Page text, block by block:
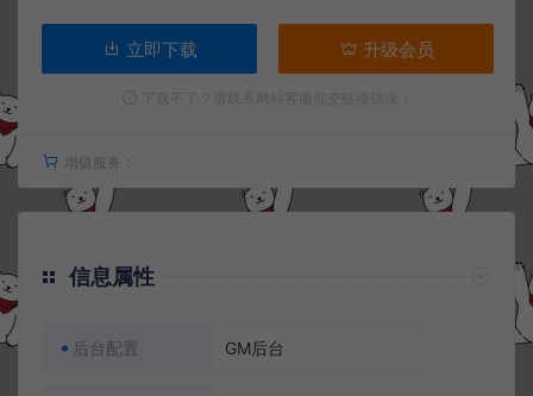
立即下载 升级会员
增值服务：
信息属性
后台配置 GM后台